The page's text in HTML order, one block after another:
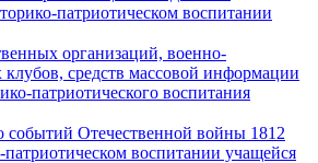
патриотическом воспитании
организаций, военно-
клубов, средств массовой информации
патриотического воспитания
Отечественной войны 1812
патриотическом воспитании учащейся